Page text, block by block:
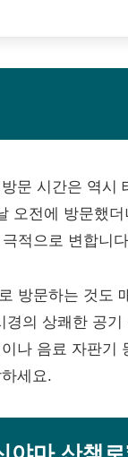
문 시간은 역시
오전에 방문했
적으로 변합니
방문하는 것도
의 상쾌한 공
나 음료 자판기
세요.